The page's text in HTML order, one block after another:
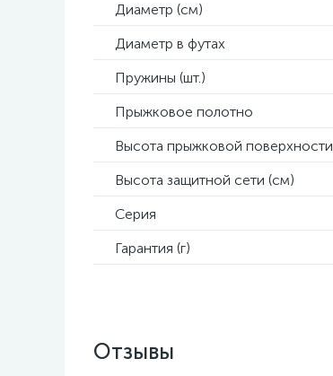
Диаметр (см)
Диаметр в футах
Пружины (шт.)
Прыжковое полотно
Высота прыжковой поверхности
Высота защитной сети (см)
Серия
Гарантия (г)
Отзывы